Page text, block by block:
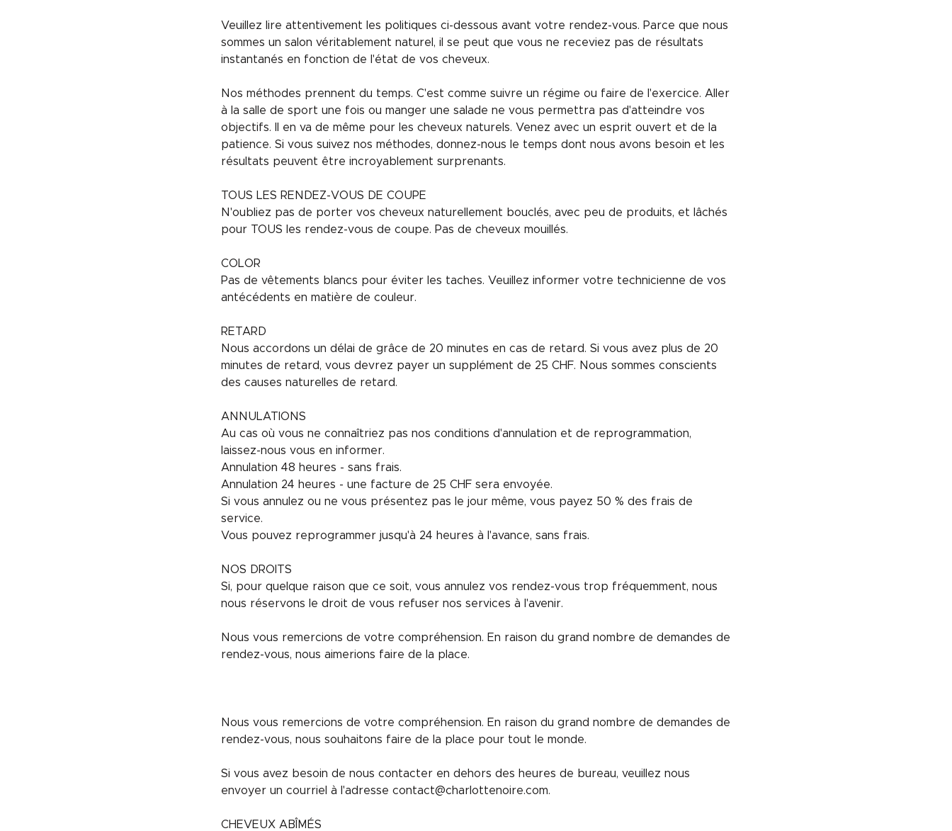
Veuillez lire attentivement les politiques ci-dessous avant votre rendez-vous. Parce que nous
sommes un salon véritablement naturel, il se peut que vous ne receviez pas de résultats
instantanés en fonction de l'état de vos cheveux.
Nos méthodes prennent du temps. C'est comme suivre un régime ou faire de l'exercice. Aller
à la salle de sport une fois ou manger une salade ne vous permettra pas d'atteindre vos
objectifs. Il en va de même pour les cheveux naturels. Venez avec un esprit ouvert et de la
patience. Si vous suivez nos méthodes, donnez-nous le temps dont nous avons besoin et les
résultats peuvent être incroyablement surprenants.
TOUS LES RENDEZ-VOUS DE COUPE
N'oubliez pas de porter vos cheveux naturellement bouclés, avec peu de produits, et lâchés
pour TOUS les rendez-vous de coupe. Pas de cheveux mouillés.
COLOR
Pas de vêtements blancs pour éviter les taches. Veuillez informer votre technicienne de vos
antécédents en matière de couleur.
RETARD
Nous accordons un délai de grâce de 20 minutes en cas de retard. Si vous avez plus de 20
minutes de retard, vous devrez payer un supplément de 25 CHF. Nous sommes conscients
des causes naturelles de retard.
ANNULATIONS
Au cas où vous ne connaîtriez pas nos conditions d'annulation et de reprogrammation,
laissez-nous vous en informer.
Annulation 48 heures - sans frais.
Annulation 24 heures - une facture de 25 CHF sera envoyée.
Si vous annulez ou ne vous présentez pas le jour même, vous payez 50 % des frais de
service.
Vous pouvez reprogrammer jusqu'à 24 heures à l'avance, sans frais.
NOS DROITS
Si, pour quelque raison que ce soit, vous annulez vos rendez-vous trop fréquemment, nous
nous réservons le droit de vous refuser nos services à l'avenir.
Nous vous remercions de votre compréhension. En raison du grand nombre de demandes de
rendez-vous, nous aimerions faire de la place.
Nous vous remercions de votre compréhension. En raison du grand nombre de demandes de
rendez-vous, nous souhaitons faire de la place pour tout le monde.
Si vous avez besoin de nous contacter en dehors des heures de bureau, veuillez nous
envoyer un courriel à l'adresse contact@charlottenoire.com.
CHEVEUX ABÎMÉS